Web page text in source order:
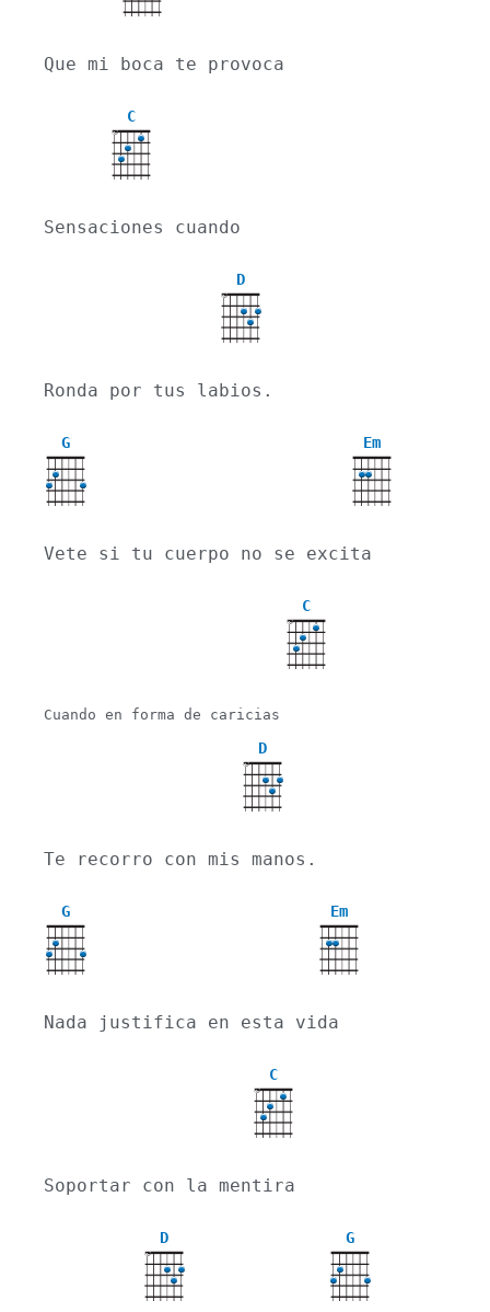
Que mi boca te provoca
C
X
Sensaciones cuando
D
X
Ronda por tus labios.
G Em
Vete si tu cuerpo no se excita
C
X
Cuando en forma de caricias
D
X
Te recorro con mis manos.
G Em
Nada justifica en esta vida
C
X
Soportar con la mentira
D
X
G